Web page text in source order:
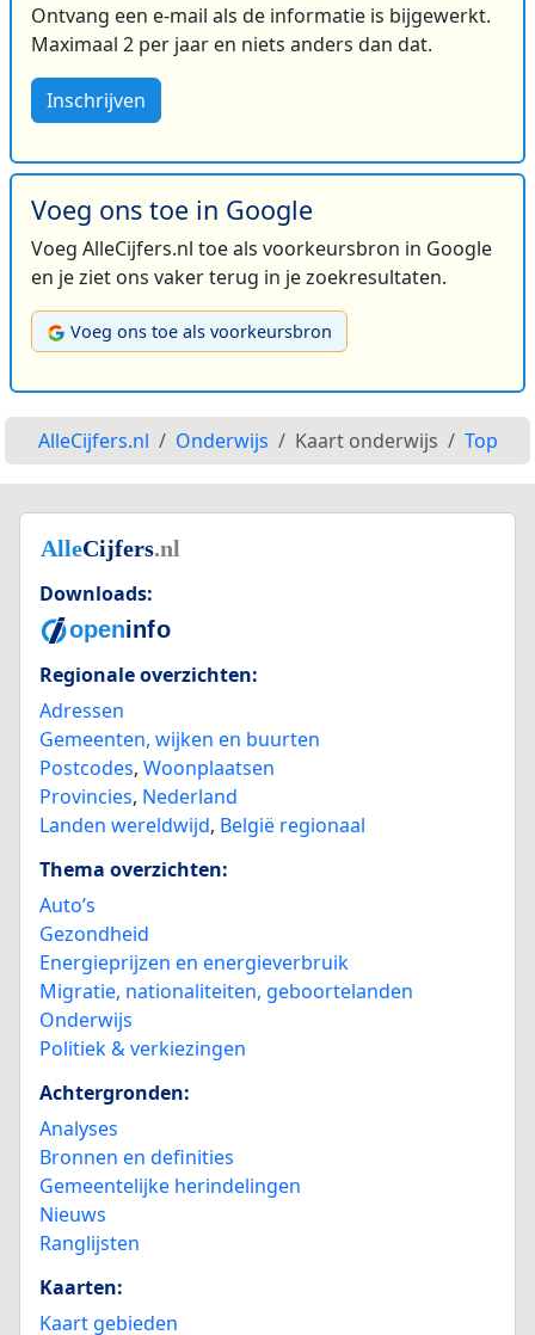
Ontvang een e-mail als de informatie is bijgewerkt.
Maximaal 2 per jaar en niets anders dan dat.
Inschrijven
Voeg ons toe in Google
Voeg AlleCijfers.nl toe als voorkeursbron in Google
en je ziet ons vaker terug in je zoekresultaten.
Voeg ons toe als voorkeursbron
AlleCijfers.nl Onderwijs Kaart onderwijs Top
Downloads:
Regionale overzichten:
Adressen
Gemeenten, wijken en buurten
Postcodes, Woonplaatsen
Provincies, Nederland
Landen wereldwijd, België regionaal
Thema overzichten:
Auto’s
Gezondheid
Energieprijzen en energieverbruik
Migratie, nationaliteiten, geboortelanden
Onderwijs
Politiek & verkiezingen
Achtergronden:
Analyses
Bronnen en definities
Gemeentelijke herindelingen
Nieuws
Ranglijsten
Kaarten:
Kaart gebieden